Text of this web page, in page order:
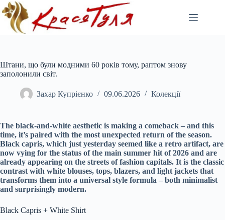
Перейти
до
вмісту
Штани, що були модними 60 років тому, раптом знову
заполонили світ.
Захар Купрієнко 09.06.2026 Колекції
The black-and-white aesthetic is making a comeback – and this
time, it’s paired with the most unexpected return of the season.
Black capris, which just yesterday seemed like a retro artifact, are
now vying for the status of the main summer hit of 2026 and are
already appearing on the streets of fashion capitals. It is the classic
contrast with white blouses, tops, blazers, and light jackets that
transforms them into a universal style formula – both minimalist
and surprisingly modern.
Black Capris + White Shirt